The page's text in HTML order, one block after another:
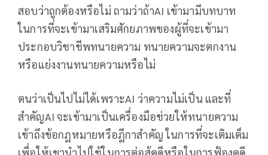
สอบว่าถูกต้องหรือไม่ ถามว่าถ้าAI เข้ามามีบทบาท
ในการที่จะเข้ามาเสริมศักยภาพของผู้ที่จะเข้ามา
ประกอบวิชาชีพทนายความ ทนายความจะตกงาน
หรือแย่งงานทนายความหรือไม่
ตนว่าเป็นไปไม่ได้เพราะAI ว่าความไม่เป็น และที่
สำคัญAI จะเข้ามาเป็นเครื่องมือช่วยให้ทนายความ
เข้าถึงข้อกฎหมายหรือฎีกาสำคัญ ในการที่จะเติมเต็ม
เพื่อให้เขานำไปใช้ในการต่อสู้คดีหรือในการฟ้องคดี